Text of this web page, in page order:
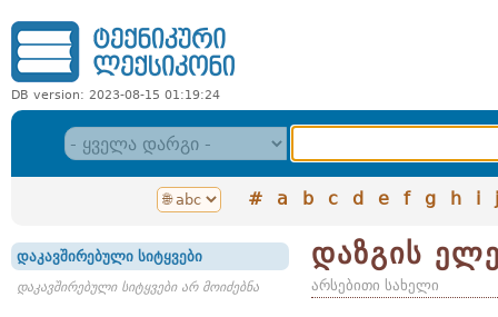
DB version: 2023-08-15 01:19:24
# a b c d e f g h i j
დაკავშირებული სიტყვები
დაკავშირებული სიტყვები არ მოიძებნა
დაზგის
არსებითი სახელი